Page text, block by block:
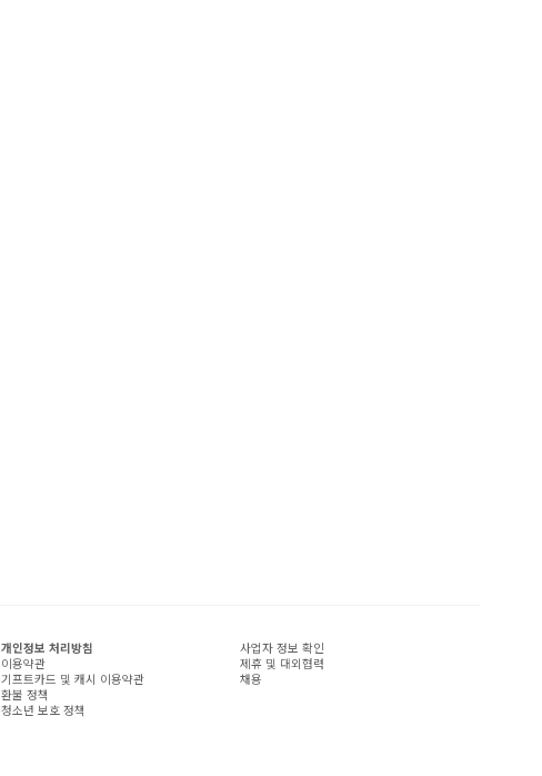
개인정보 처리방침
이용약관
기프트카드 및 캐시 이용약관
환불 정책
청소년 보호 정책
사업자 정보 확인
제휴 및 대외협력
채용